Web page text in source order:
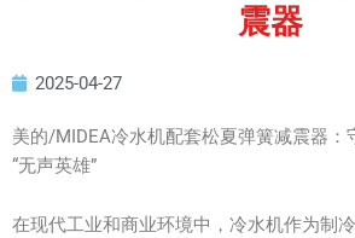
震器
2025-04-27
美的/MIDEA冷水机配套松夏弹簧减震器：
“无声英雄”
在现代工业和商业环境中，冷水机作为制